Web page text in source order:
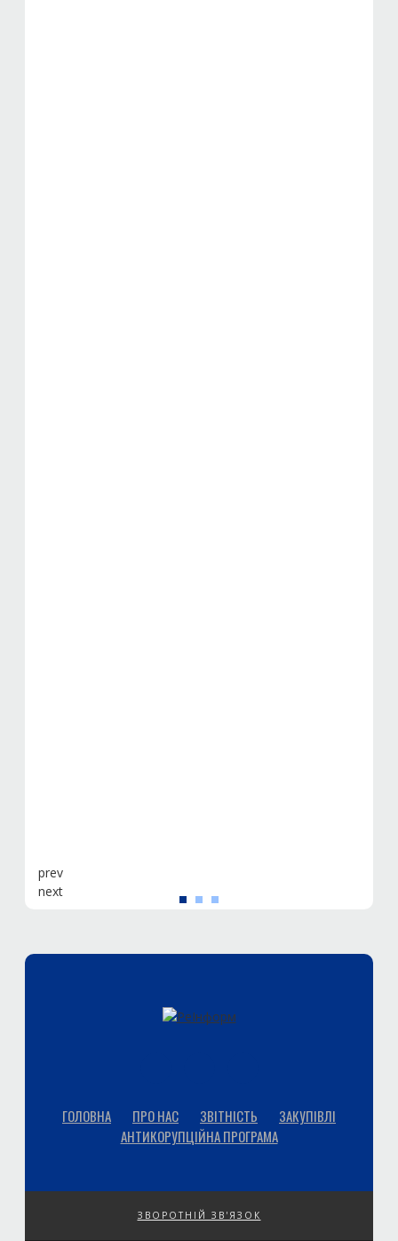
prev
next
ГОЛОВНА ПРО НАС ЗВІТНІСТЬ
ЗАКУПІВЛІ
АНТИКОРУПЦІЙНА ПРОГРАМА
ЗВОРОТНІЙ ЗВ'ЯЗОК